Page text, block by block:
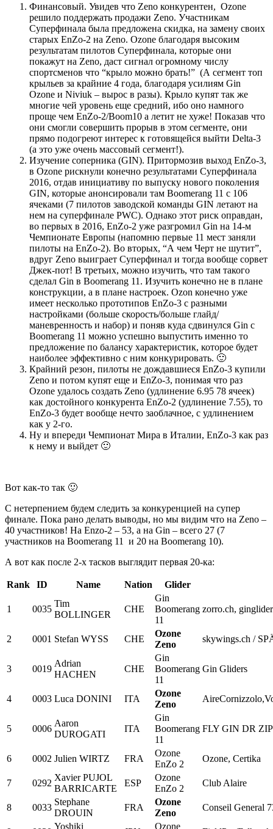
Финансовый. Увидев что Zeno конкурентен, Ozone
решило поддержать продажи Zeno. Участникам
Суперфинала была предложена скидка, на замену своих
старых EnZo-2 на Zeno. Ozone благодаря высоким
результатам пилотов Cуперфинала, которые они
покажут на Zeno, даст сигнал огромному числу
спортсменов что “крыло можно брать!” (А сегмент топ
крыльев за крайние 4 года, благодаря усилиям Gin
Ozone и Niviuk – вырос в разы). Крыло купят так же
многие чей уровень еще средний, ибо оно намного
проще чем EnZo-2/Boom10 а летит не хуже! Показав что
они смогли совершить прорыв в этом сегменте, они
прямо подогреют интерес к готовящейся выйти Delta-3
(а это уже очень массовый сегмент!).
Изучение соперника (GIN). Притормозив выход EnZo-3,
в Ozone рискнули конечно результатами Суперфинала
2016, отдав инициативу по выпуску нового поколения
GIN, которые анонсировали там Boomerang 11 с 106
ячеками (7 пилотов заводской команды GIN летают на
нем на суперфинале PWC). Однако этот риск оправдан,
во первых в 2016, EnZo-2 уже разгромил Gin на 14-м
Чемпионате Европы (напомню первые 11 мест заняли
пилоты на EnZo-2). Во вторых, “А чем Черт не шутит”,
вдруг Zeno выиграет Суперфинал и тогда вообще сорвет
Джек-пот! В третьих, можно изучить, что там такого
сделал Gin в Boomerang 11. Изучить конечно не в плане
конструкции, а в плане настроек. Ozon конечно уже
имеет несколько прототипов EnZo-3 с разными
настройками (больше скорость/больше глайд/
маневренность и набор) и поняв куда сдвинулся Gin с
Boomerang 11 можно успешно выпустить именно то
предложение по балансу характеристик, которое будет
наиболее эффективно с ним конкурировать. 🙂
Крайний резон, пилоты не дождавшиеся EnZo-3 купили
Zeno и потом купят еще и EnZo-3, понимая что раз
Ozone удалось создать Zeno (удлинение 6.95 78 ячеек)
как достойного конкурента EnZo-2 (удлинение 7.55), то
EnZo-3 будет вообще нечто заоблачное, с удлинением
как у 2-го.
Ну и впереди Чемпионат Мира в Италии, EnZo-3 как раз
к нему и выйдет 🙂
Вот как-то так 🙂
C нетерпением будем следить за конкуренцией на супер
финале. Пока рано делать выводы, но мы видим что на Zeno –
40 участников! На Enzo-2 – 53, а на Gin – всего 27 (7
участников на Boomerang 11 и 20 на Boomerang 10).
А вот как после 2-х тасков выглядит первая 20-ка:
Rank ID Name Nation Glider
1 0035
Tim
BOLLINGER
CHE
Gin
Boomerang
11
zorro.ch,
2 0001 Stefan WYSS CHE
Ozone
Zeno
skywings.ch /
3 0019
Adrian
HACHEN
CHE
Gin
Boomerang
11
Gin Gliders
4 0003 Luca DONINI ITA
Ozone
Zeno
5 0006
Aaron
DUROGATI
ITA
Gin
Boomerang
11
FLY GIN DR
6 0002 Julien WIRTZ FRA
Ozone
EnZo 2
Ozone, Certika
7 0292
Xavier PUJOL
BARRICARTE
ESP
Ozone
EnZo 2
Club Alaire
8 0033
Stephane
DROUIN
FRA
Ozone
Zeno
Conseil General
Yoshiki Ozone